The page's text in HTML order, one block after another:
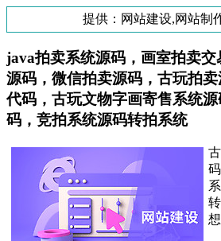
提供：网站建设,网站制
java拍卖系统源码，画室拍卖交
源码，微信拍卖源码，古玩拍
代码，古玩文物字画寄售系统
码，竞拍系统源码转拍系统